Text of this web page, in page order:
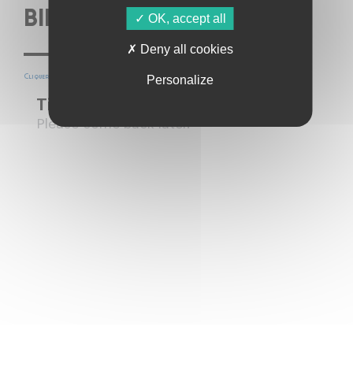
BILLETTERIE
Cliquer ici pour acheter des billets / Click here to buy tickets
OK, accept all
Deny all cookies
Personalize